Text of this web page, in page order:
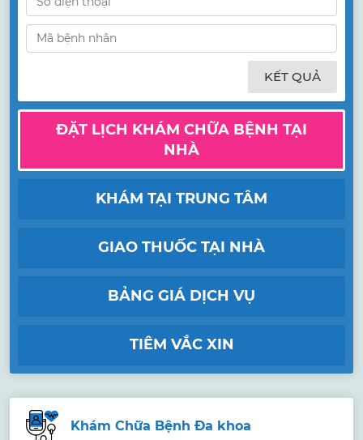
KẾT QUẢ
ĐẶT LỊCH KHÁM CHỮA BỆNH TẠI
NHÀ
KHÁM TẠI TRUNG TÂM
GIAO THUỐC TẠI NHÀ
BẢNG GIÁ DỊCH VỤ
TIÊM VẮC XIN
Khám Chữa Bệnh Đa khoa